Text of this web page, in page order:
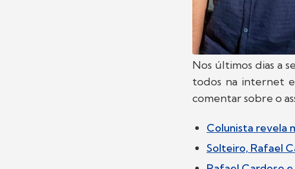
Nos últimos dias a
todos na internet
comentar sobre o
Colunista revela
Solteiro, Rafael